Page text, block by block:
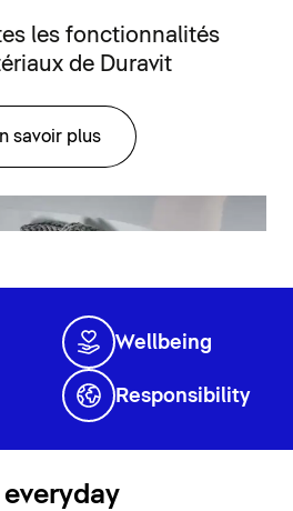
les fonctionnalités
de Duravit
savoir plus
Wellbeing
Responsibility